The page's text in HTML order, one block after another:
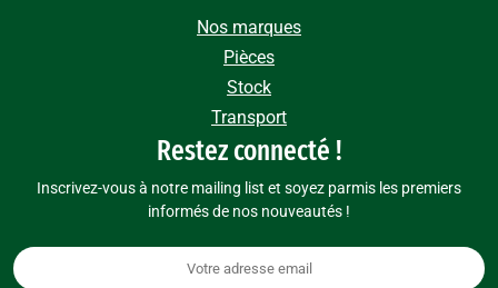
Nos marques
Pièces
Stock
Transport
Restez connecté !
Inscrivez-vous à notre mailing list et soyez parmis les premiers
informés de nos nouveautés !